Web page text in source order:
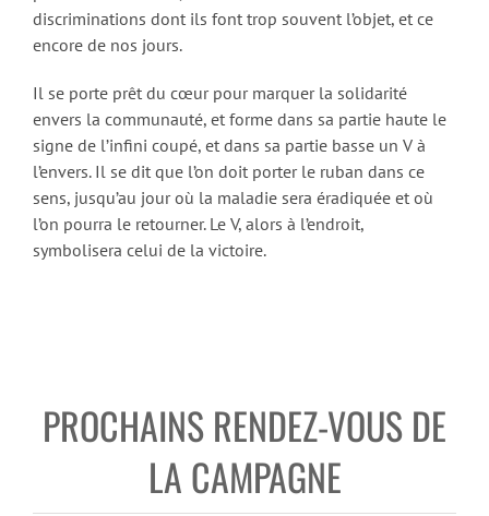
discriminations dont ils font trop souvent l’objet, et ce
encore de nos jours.
Il se porte prêt du cœur pour marquer la solidarité
envers la communauté, et forme dans sa partie haute le
signe de l’infini coupé, et dans sa partie basse un V à
l’envers. Il se dit que l’on doit porter le ruban dans ce
sens, jusqu’au jour où la maladie sera éradiquée et où
l’on pourra le retourner. Le V, alors à l’endroit,
symbolisera celui de la victoire.
PROCHAINS RENDEZ-VOUS DE
LA CAMPAGNE